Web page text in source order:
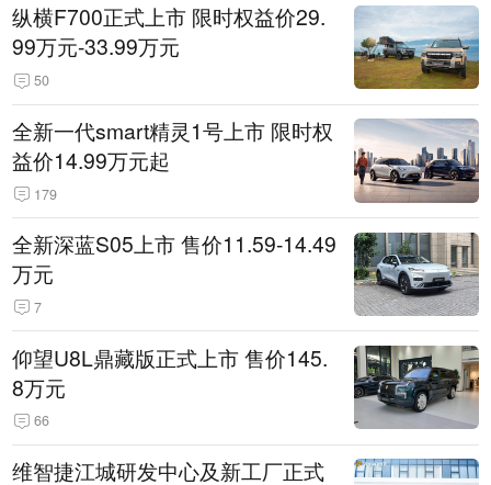
纵横F700正式上市 限时权益价29.
99万元-33.99万元
50
全新一代smart精灵1号上市 限时权
益价14.99万元起
179
全新深蓝S05上市 售价11.59-14.49
万元
7
仰望U8L鼎藏版正式上市 售价145.
8万元
66
维智捷江城研发中心及新工厂正式